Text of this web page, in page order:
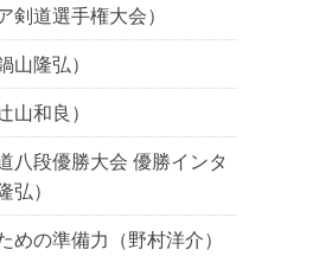
剣道選手権大会）
山隆弘）
山和良）
八段優勝大会 優勝インタ
弘）
めの準備力（野村洋介）